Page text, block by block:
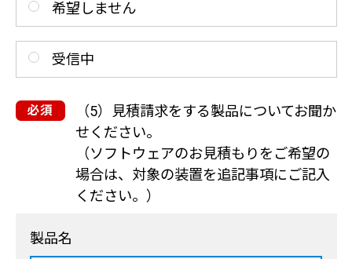
希望しません
受信中
（5）見積請求をする製品についてお聞か
せください。
（ソフトウェアのお見積もりをご希望の
場合は、対象の装置を追記事項にご記入
ください。）
製品名